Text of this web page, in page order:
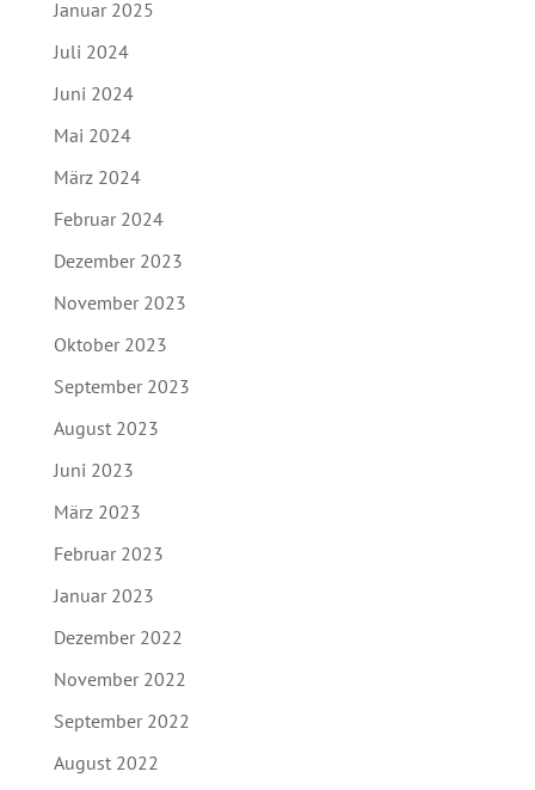
Januar 2025
Juli 2024
Juni 2024
Mai 2024
März 2024
Februar 2024
Dezember 2023
November 2023
Oktober 2023
September 2023
August 2023
Juni 2023
März 2023
Februar 2023
Januar 2023
Dezember 2022
November 2022
September 2022
August 2022